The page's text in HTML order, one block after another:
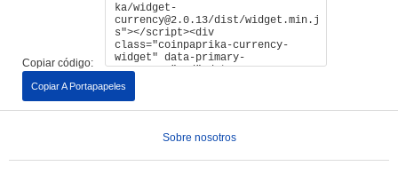
Copiar código:
Copiar A Portapapeles
Sobre nosotros